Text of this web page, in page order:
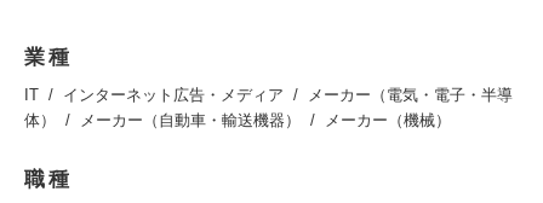
業種
IT インターネット広告・メディア
メーカー（電気・電子・半導
体）
メーカー（自動車・輸送機器） メーカー（機械）
職種